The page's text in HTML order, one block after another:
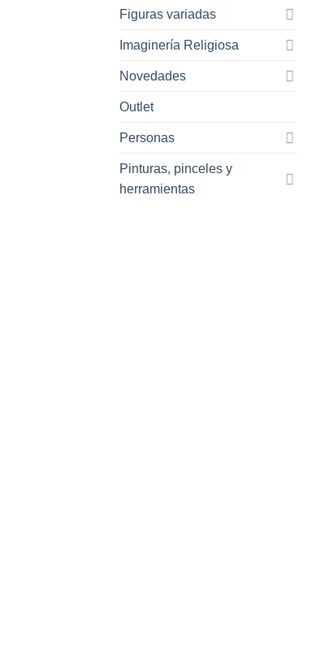
Figuras variadas
Imaginería Religiosa
Novedades
Outlet
Personas
Pinturas, pinceles y
herramientas